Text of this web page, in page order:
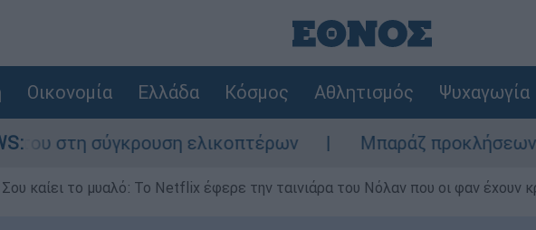
Οικονομία Ελλάδα Κόσμος Αθλητισμός Ψυχαγωγία
ελικοπτέρων Μπαράζ προκλήσεων της Άγκυρας
Σου καίει το μυαλό: Το Netflix έφερε την ταινιάρα του Νόλαν που οι φαν έχουν